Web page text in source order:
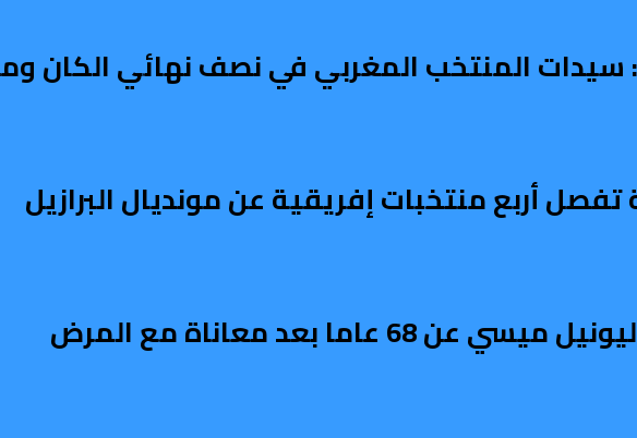
المنتخب المغربي في نصف نهائي الكان
عاما بعد معاناة مع المرض